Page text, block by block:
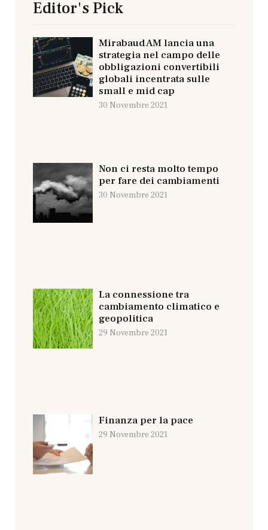
Editor's Pick
Mirabaud AM lancia una
strategia nel campo delle
obbligazioni convertibili
globali incentrata sulle
small e mid cap
30 Novembre 2021
Non ci resta molto tempo
per fare dei cambiamenti
30 Novembre 2021
La connessione tra
cambiamento climatico e
geopolitica
29 Novembre 2021
Finanza per la pace
29 Novembre 2021